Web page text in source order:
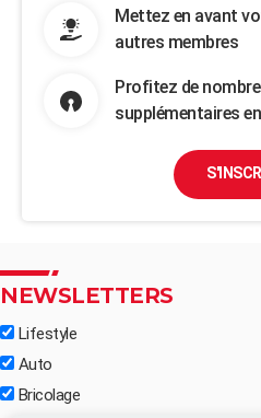
Mettez en avant
autres membres
Profitez de
supplémentaires
NEWSLETTERS
Lifestyle
Auto
Bricolage